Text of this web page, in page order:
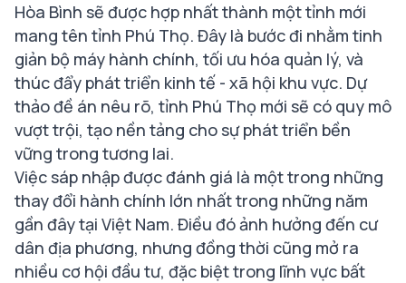
Hòa Bình sẽ được hợp nhất thành một tỉnh mới
mang tên tỉnh Phú Thọ. Đây là bước đi nhằm tinh
giản bộ máy hành chính, tối ưu hóa quản lý, và
thúc đẩy phát triển kinh tế - xã hội khu vực. Dự
thảo đề án nêu rõ, tỉnh Phú Thọ mới sẽ có quy mô
vượt trội, tạo nền tảng cho sự phát triển bền
vững trong tương lai.
Việc sáp nhập được đánh giá là một trong những
thay đổi hành chính lớn nhất trong những năm
gần đây tại Việt Nam. Điều đó ảnh hưởng đến cư
dân địa phương, nhưng đồng thời cũng mở ra
nhiều cơ hội đầu tư, đặc biệt trong lĩnh vực bất